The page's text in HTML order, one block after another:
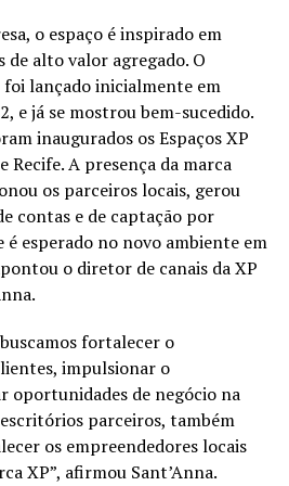
o espaço é inspirado em
de alto valor agregado. O
lançado inicialmente em
e já se mostrou bem-sucedido.
inaugurados os Espaços XP
Recife. A presença da marca
os parceiros locais, gerou
contas e de captação por
é esperado no novo ambiente em
o diretor de canais da XP
fortalecer o
impulsionar o
oportunidades de negócio na
parceiros, também
os empreendedores locais
XP”, afirmou Sant’Anna.